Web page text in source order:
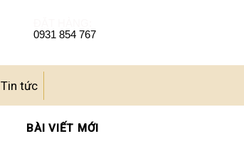
0931 854 767
Tin tức
BÀI VIẾT MỚI